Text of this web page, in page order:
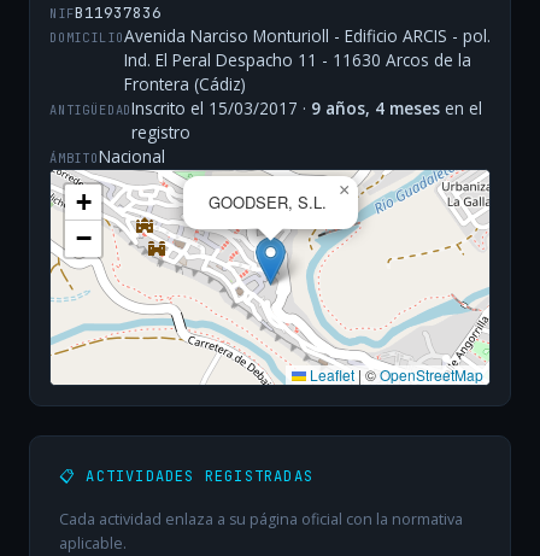
NIFB11937836
DOMICILIOAvenida Narciso Monturioll - Edificio ARCIS - pol.
Ind. El Peral Despacho 11 - 11630 Arcos de la
Frontera (Cádiz)
ANTIGÜEDADInscrito el 15/03/2017 · 9 años, 4 meses en el
registro
ÁMBITONacional
GOODSER, S.L.
×
+
−
Leaflet | ©OpenStreetMap
📋 ACTIVIDADES REGISTRADAS
Cada actividad enlaza a su página oficial con la normativa
aplicable.